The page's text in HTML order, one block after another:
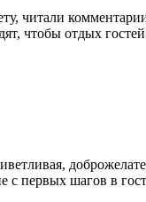
читали
чтобы отдых
с первых шагов в